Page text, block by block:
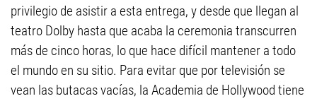
privilegio de asistir a esta entrega, y desde que llegan al
teatro Dolby hasta que acaba la ceremonia transcurren
más de cinco horas, lo que hace difícil mantener a todo
el mundo en su sitio. Para evitar que por televisión se
vean las butacas vacías, la Academia de Hollywood tiene